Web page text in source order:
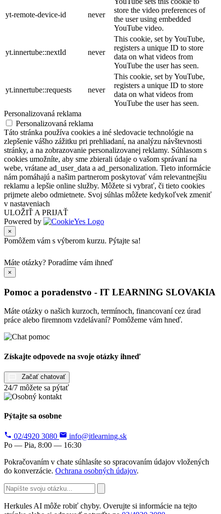
yt-remote-device-id never
store the video preferences of
the user using embedded
YouTube video.
yt.innertube::nextId never
This cookie, set by YouTube,
registers a unique ID to store
data on what videos from
YouTube the user has seen.
yt.innertube::requests never
This cookie, set by YouTube,
registers a unique ID to store
data on what videos from
YouTube the user has seen.
Personalizovaná reklama
Personalizovaná reklama
Táto stránka používa cookies a iné sledovacie technológie na
zlepšenie vášho zážitku pri prehliadaní, na analýzu návštevnosti
stránky, a na zobrazovanie personalizovanej reklamy. Súhlasom s
cookies umožníte, aby sme zbierali údaje o vašom správaní na
webe, vrátane ad_user_data a ad_personalization. Tieto informácie
nám pomáhajú a našim partnerom poskytovať vám relevantnejšiu
reklamu a lepšie online služby. Môžete si vybrať, či tieto cookies
prijmete alebo odmietnete. Svoj súhlas môžete kedykoľvek zmeniť
v nastaveniach
ULOŽIŤ A PRIJAŤ
Powered by
×
Pomôžem vám s výberom kurzu. Pýtajte sa!
Máte otázky? Poradíme vám ihneď
×
Pomoc a poradenstvo - IT LEARNING SLOVAKIA
Máte otázky o našich kurzoch, termínoch, financovaní cez úrad
práce alebo firemnom vzdelávaní? Pomôžeme vám hneď.
Získajte odpovede na svoje otázky ihneď
Začať chatovať
24/7 môžete sa pýtať
Pýtajte sa osobne
02/4920 3080
info@itlearning.sk
Po — Pia, 8:00 — 16:30
Pokračovaním v chate súhlasíte so spracovaním údajov vložených
do konverzácie. Ochrana osobných údajov.
Herkules AI môže robiť chyby. Overujte si informácie na tejto